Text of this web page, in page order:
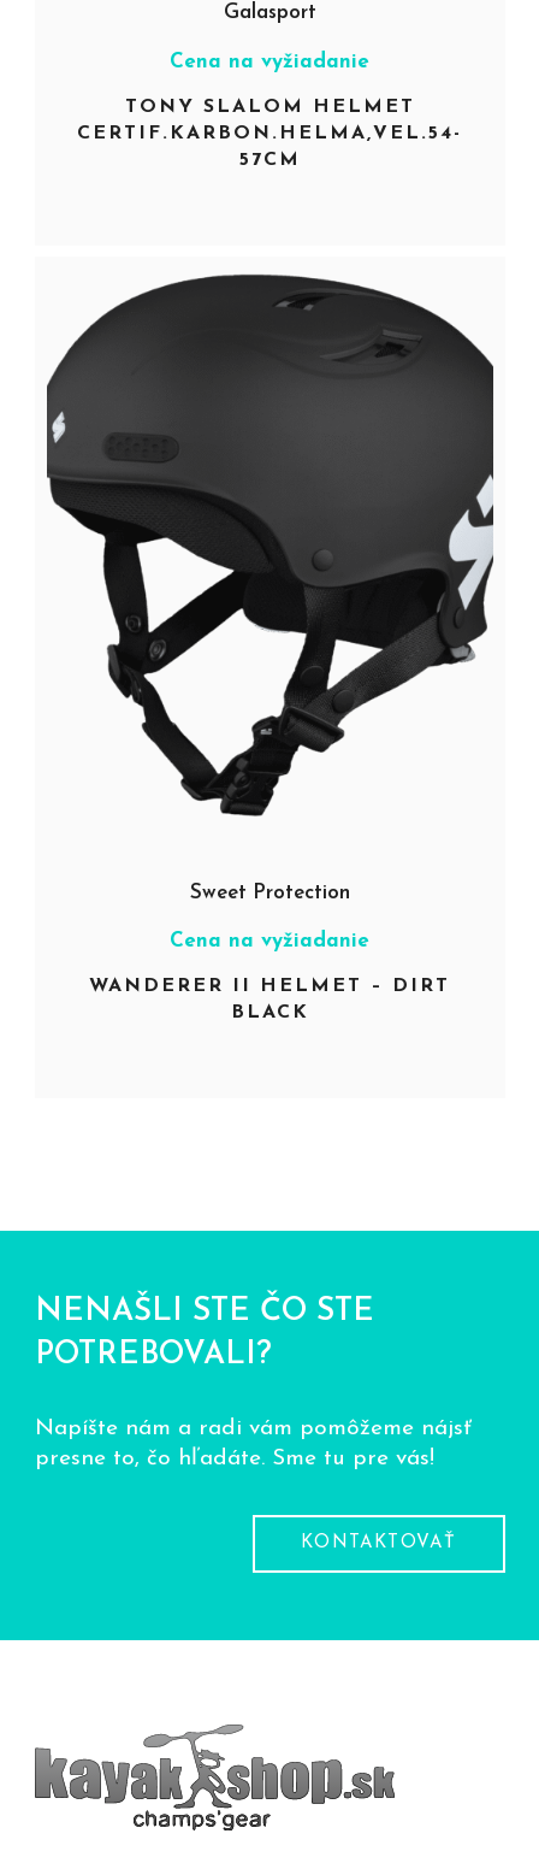
Galasport
Cena na vyžiadanie
TONY SLALOM HELMET
CERTIF.KARBON.HELMA,VEL.54-
57CM
Sweet Protection
Cena na vyžiadanie
WANDERER II HELMET – DIRT
BLACK
NENAŠLI STE ČO STE
POTREBOVALI?
Napíšte nám a radi vám pomôžeme nájsť
presne to, čo hľadáte. Sme tu pre vás!
KONTAKTOVAŤ